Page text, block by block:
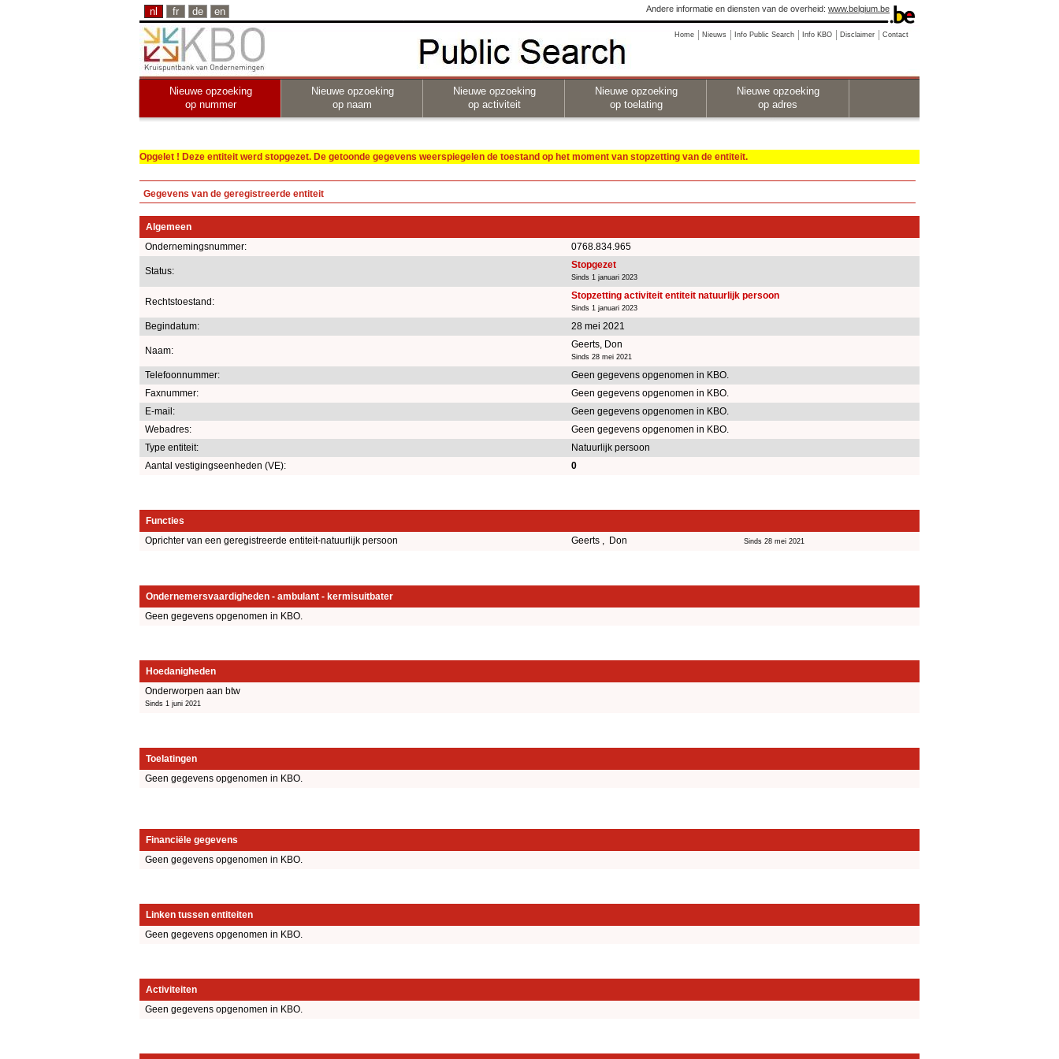
nl fr de en Andere informatie en diensten van de overheid: www.belgium.be
Home Nieuws Info Public Search Info KBO Disclaimer Contact
Nieuwe opzoeking
op nummer
Nieuwe opzoeking
op naam
Nieuwe opzoeking
op activiteit
Nieuwe opzoeking
op toelating
Nieuwe opzoeking
op adres
Opgelet ! Deze entiteit werd stopgezet. De getoonde gegevens weerspiegelen de toestand op het moment van stopzetting van de entiteit.
Gegevens van de geregistreerde entiteit
Algemeen
Ondernemingsnummer:
0768.834.965
Status:
Stopgezet
Sinds 1 januari 2023
Rechtstoestand:
Stopzetting activiteit entiteit natuurlijk persoon
Sinds 1 januari 2023
Begindatum: 28 mei 2021
Naam:
Geerts, Don
Sinds 28 mei 2021
Telefoonnummer:
Geen gegevens opgenomen in KBO.
Faxnummer:
Geen gegevens opgenomen in KBO.
E-mail:
Geen gegevens opgenomen in KBO.
Webadres:
Geen gegevens opgenomen in KBO.
Type entiteit:
Natuurlijk persoon
Aantal vestigingseenheden (VE):
0
Functies
Oprichter van een geregistreerde entiteit-natuurlijk persoon
Geerts , Don Sinds 28 mei 2021
Ondernemersvaardigheden - ambulant - kermisuitbater
Geen gegevens opgenomen in KBO.
Hoedanigheden
Onderworpen aan btw
Sinds 1 juni 2021
Toelatingen
Geen gegevens opgenomen in KBO.
Financiële gegevens
Geen gegevens opgenomen in KBO.
Linken tussen entiteiten
Geen gegevens opgenomen in KBO.
Activiteiten
Geen gegevens opgenomen in KBO.